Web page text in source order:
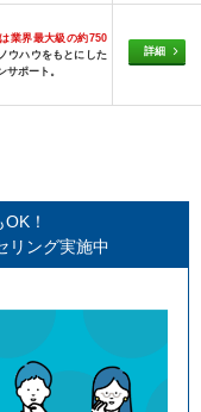
は業界最大級の約750
ウハウをもとにした
サポート。
詳細
！
リング実施中